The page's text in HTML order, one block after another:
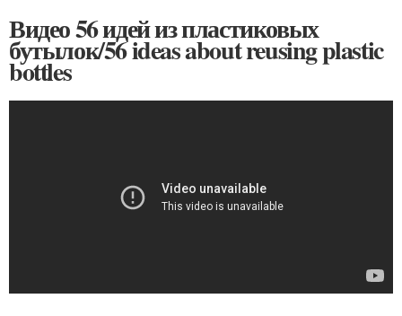
Видео 56 идей из пластиковых
бутылок/56 ideas about reusing plastic
bottles